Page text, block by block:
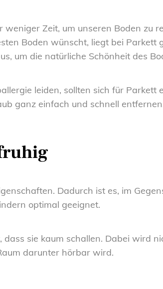
Zeit, um unseren Boden zu
Boden wünscht, liegt bei Parkett
um die natürliche Schönheit des
leiden, sollten sich für Parkett
ganz einfach und schnell
Dadurch ist es, im
optimal geeignet.
dass sie kaum schallen. Dabei wird
darunter hörbar wird.